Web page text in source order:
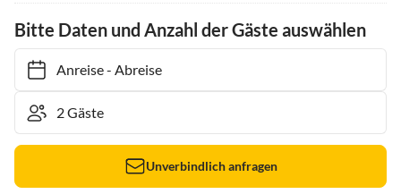
Bitte Daten und Anzahl der Gäste auswählen
Anreise- Abreise
Unverbindlich anfragen